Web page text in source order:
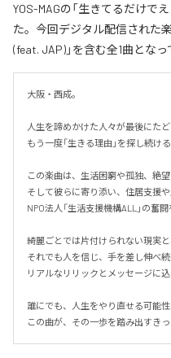
YOS-MAGの「生きてるだけで
た。今回デジタル配信された
(feat. JAP)」を含む全1曲となっ
大阪・西成。
人生を諦めかけた人々が最後にたど
もう一度「生きる理由」を探し続け
この楽曲は、生活困窮や孤独、絶
そして彼らに寄り添い、住居支援
NPO法人「生活支援機構ALL」の奮闘
綺麗ごとでは片付けられない現実と
それでも人を信じ、手を差し伸べ続
リアルなリリックとメッセージに込
誰にでも、人生をやり直せる可能性
この曲が、その一歩を踏み出すきっ